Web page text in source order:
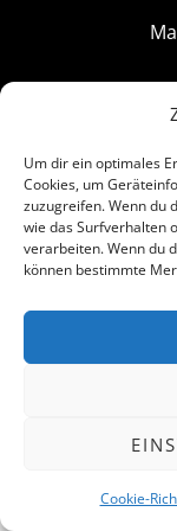
Um dir ein optimales
Cookies, um
zuzugreifen. Wenn du
wie das Surfverhalten
verarbeiten. Wenn du
können bestimmte
Cookie-